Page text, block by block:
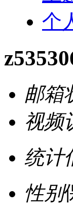
个
邮箱
视频
统计
性别